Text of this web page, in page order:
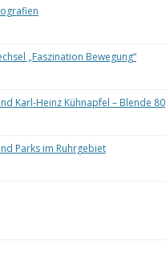
„Faszination Bewegung“
Karl-Heinz Kühnapfel – Blende 80
Parks im Ruhrgebiet